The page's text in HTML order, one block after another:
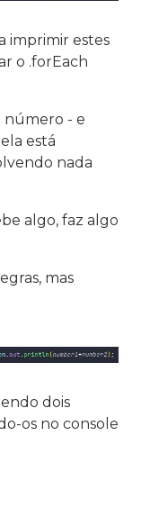
imprimir estes
o .forEach
número - e
está
nada
algo, faz algo
mas
dois
os no console